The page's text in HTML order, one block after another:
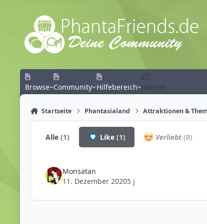
Zum Inhalt springen
Browse Community Hilfebereich Galerie
Startseite Phantasialand Attraktionen &
Alle(1) Like (1) Verliebt(0)
Monsatan
11. Dezember 20205 j